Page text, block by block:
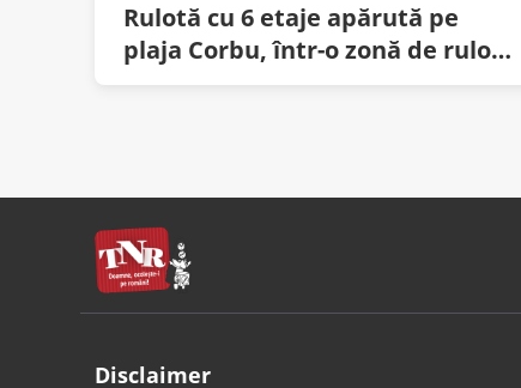
Rulotă cu 6 etaje apărută pe
plaja Corbu, într-o zonă de rulote
istorice
Disclaimer